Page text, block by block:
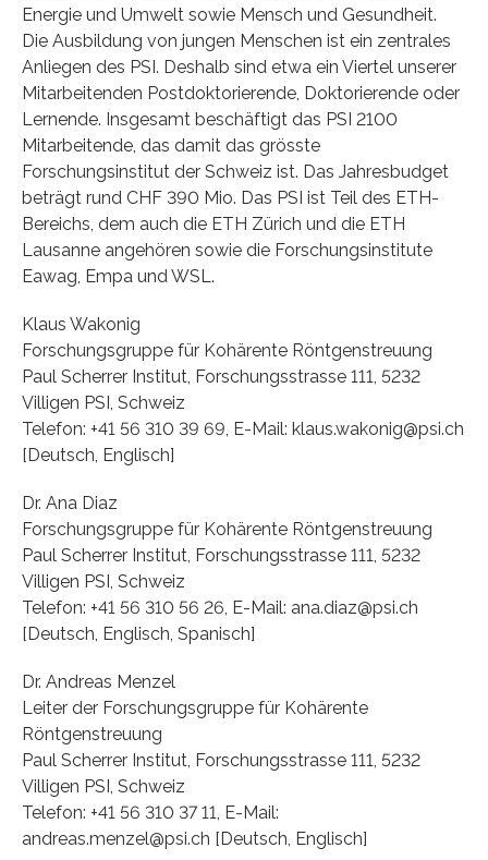
Energie und Umwelt sowie Mensch und Gesundheit.
Die Ausbildung von jungen Menschen ist ein zentrales
Anliegen des PSI. Deshalb sind etwa ein Viertel unserer
Mitarbeitenden Postdoktorierende, Doktorierende oder
Lernende. Insgesamt beschäftigt das PSI 2100
Mitarbeitende, das damit das grösste
Forschungsinstitut der Schweiz ist. Das Jahresbudget
beträgt rund CHF 390 Mio. Das PSI ist Teil des ETH-
Bereichs, dem auch die ETH Zürich und die ETH
Lausanne angehören sowie die Forschungsinstitute
Eawag, Empa und WSL.
Klaus Wakonig
Forschungsgruppe für Kohärente Röntgenstreuung
Paul Scherrer Institut, Forschungsstrasse 111, 5232
Villigen PSI, Schweiz
Telefon: +41 56 310 39 69, E-Mail: klaus.wakonig@psi.ch
[Deutsch, Englisch]
Dr. Ana Diaz
Forschungsgruppe für Kohärente Röntgenstreuung
Paul Scherrer Institut, Forschungsstrasse 111, 5232
Villigen PSI, Schweiz
Telefon: +41 56 310 56 26, E-Mail: ana.diaz@psi.ch
[Deutsch, Englisch, Spanisch]
Dr. Andreas Menzel
Leiter der Forschungsgruppe für Kohärente
Röntgenstreuung
Paul Scherrer Institut, Forschungsstrasse 111, 5232
Villigen PSI, Schweiz
Telefon: +41 56 310 37 11, E-Mail:
andreas.menzel@psi.ch [Deutsch, Englisch]